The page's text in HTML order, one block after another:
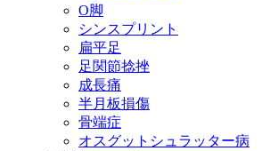
O脚
シンスプリント
扁平足
足関節捻挫
成長痛
半月板損傷
骨端症
オスグットシュラッター病